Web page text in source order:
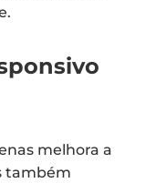
melhora a
também